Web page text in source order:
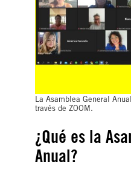
La Asamblea General
través de ZOOM.
¿Qué es la
Anual?